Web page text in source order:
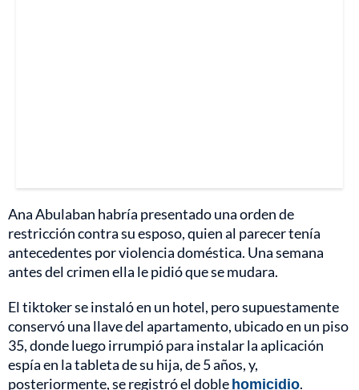
Ana Abulaban habría presentado una orden de
restricción contra su esposo, quien al parecer tenía
antecedentes por violencia doméstica. Una semana
antes del crimen ella le pidió que se mudara.
El tiktoker se instaló en un hotel, pero supuestamente
conservó una llave del apartamento, ubicado en un piso
35, donde luego irrumpió para instalar la aplicación
espía en la tableta de su hija, de 5 años, y,
posteriormente, se registró el doblehomicidio.